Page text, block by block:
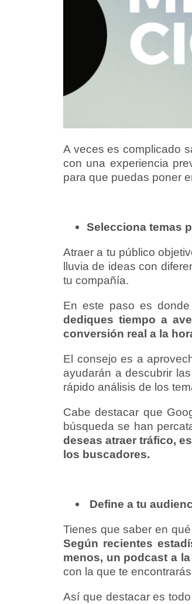
A veces es complicado
con una experiencia
para que puedas poner
Selecciona temas
Atraer a tu público
lluvia de ideas con
tu compañía.
En este paso es
dediques tiempo a
conversión real a la
El consejo es a
ayudarán a descubrir
rápido análisis de los
Cabe destacar que
búsqueda se han
deseas atraer tráfico,
los buscadores.
Define a tu
Tienes que saber en
Según recientes
menos, un podcast a
con la que te
Así que destacar es